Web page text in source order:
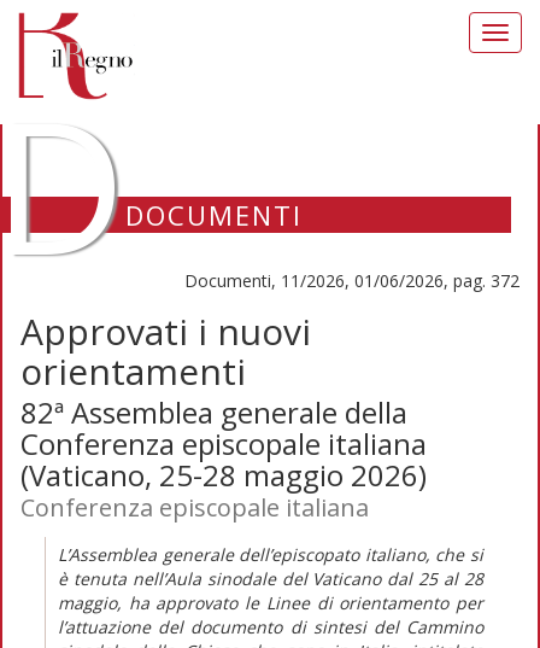
DOCUMENTI
Documenti, 11/2026, 01/06/2026, pag. 372
Approvati i nuovi
orientamenti
82ª Assemblea generale della
Conferenza episcopale italiana
(Vaticano, 25-28 maggio 2026)
Conferenza episcopale italiana
L’Assemblea generale dell’episcopato italiano, che si
è tenuta nell’Aula sinodale del Vaticano dal 25 al 28
maggio, ha approvato le Linee di orientamento per
l’attuazione del documento di sintesi del Cammino